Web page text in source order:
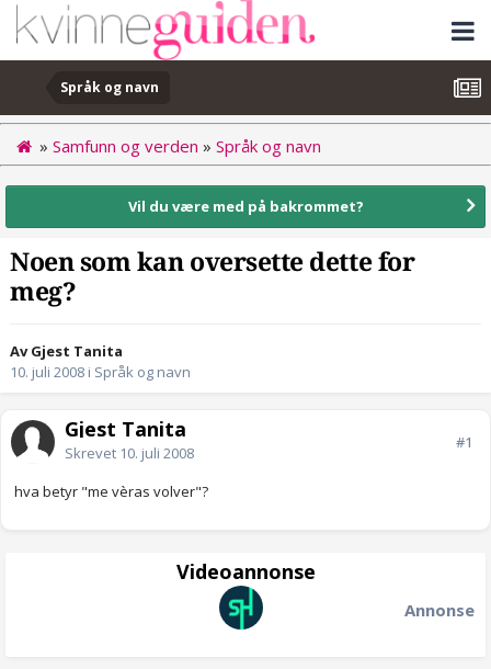
Språk og navn
» Samfunn og verden » Språk og navn
Vil du være med på bakrommet?
Noen som kan oversette dette for
meg?
Av Gjest Tanita
10. juli 2008 i Språk og navn
Gjest Tanita
Skrevet 10. juli 2008
#1
hva betyr "me vèras volver"?
Videoannonse
Annonse